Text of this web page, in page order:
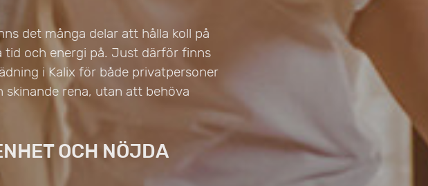
det många delar att hålla koll på
och energi på. Just därför finns
i Kalix för både privatpersoner
rena, utan att behöva
OCH NÖJDA